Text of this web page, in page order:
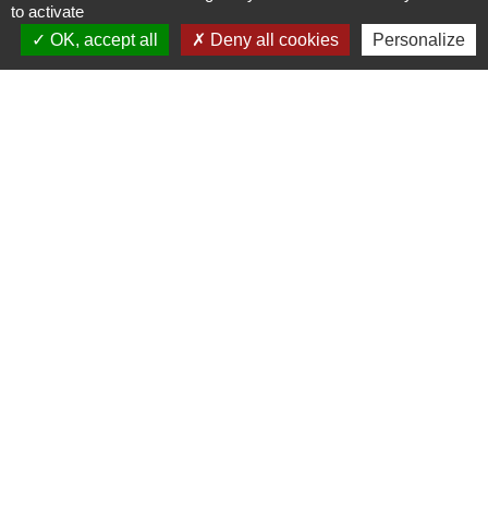
Liens
to activate
OK, accept all
Deny all cookies Personalize